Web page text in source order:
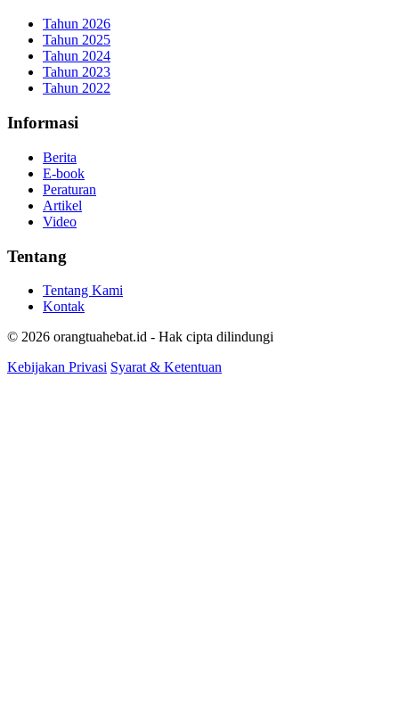
Tahun 2026
Tahun 2025
Tahun 2024
Tahun 2023
Tahun 2022
Informasi
Berita
E-book
Peraturan
Artikel
Video
Tentang
Tentang Kami
Kontak
© 2026 orangtuahebat.id - Hak cipta dilindungi
Kebijakan Privasi Syarat & Ketentuan